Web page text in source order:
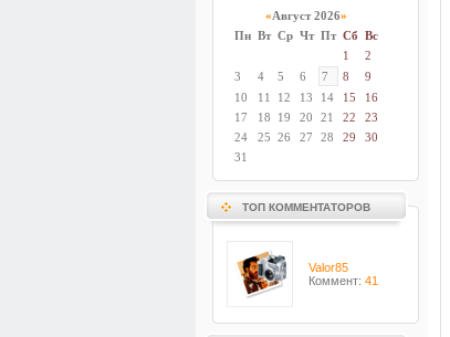
«Август 2026»
Пн Вт Ср Чт Пт Сб Вс
1
2
3
4 5 6 7 8
9
10
11 12 13 14 15
16
17
18 19 20 21 22
23
24
25 26 27 28 29
30
31
ТОП КОММЕНТАТОРОВ
Valor85
Коммент: 41